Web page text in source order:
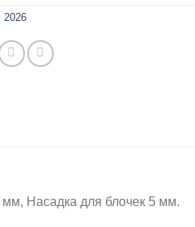
2026
Насадка для блочек 5 мм.